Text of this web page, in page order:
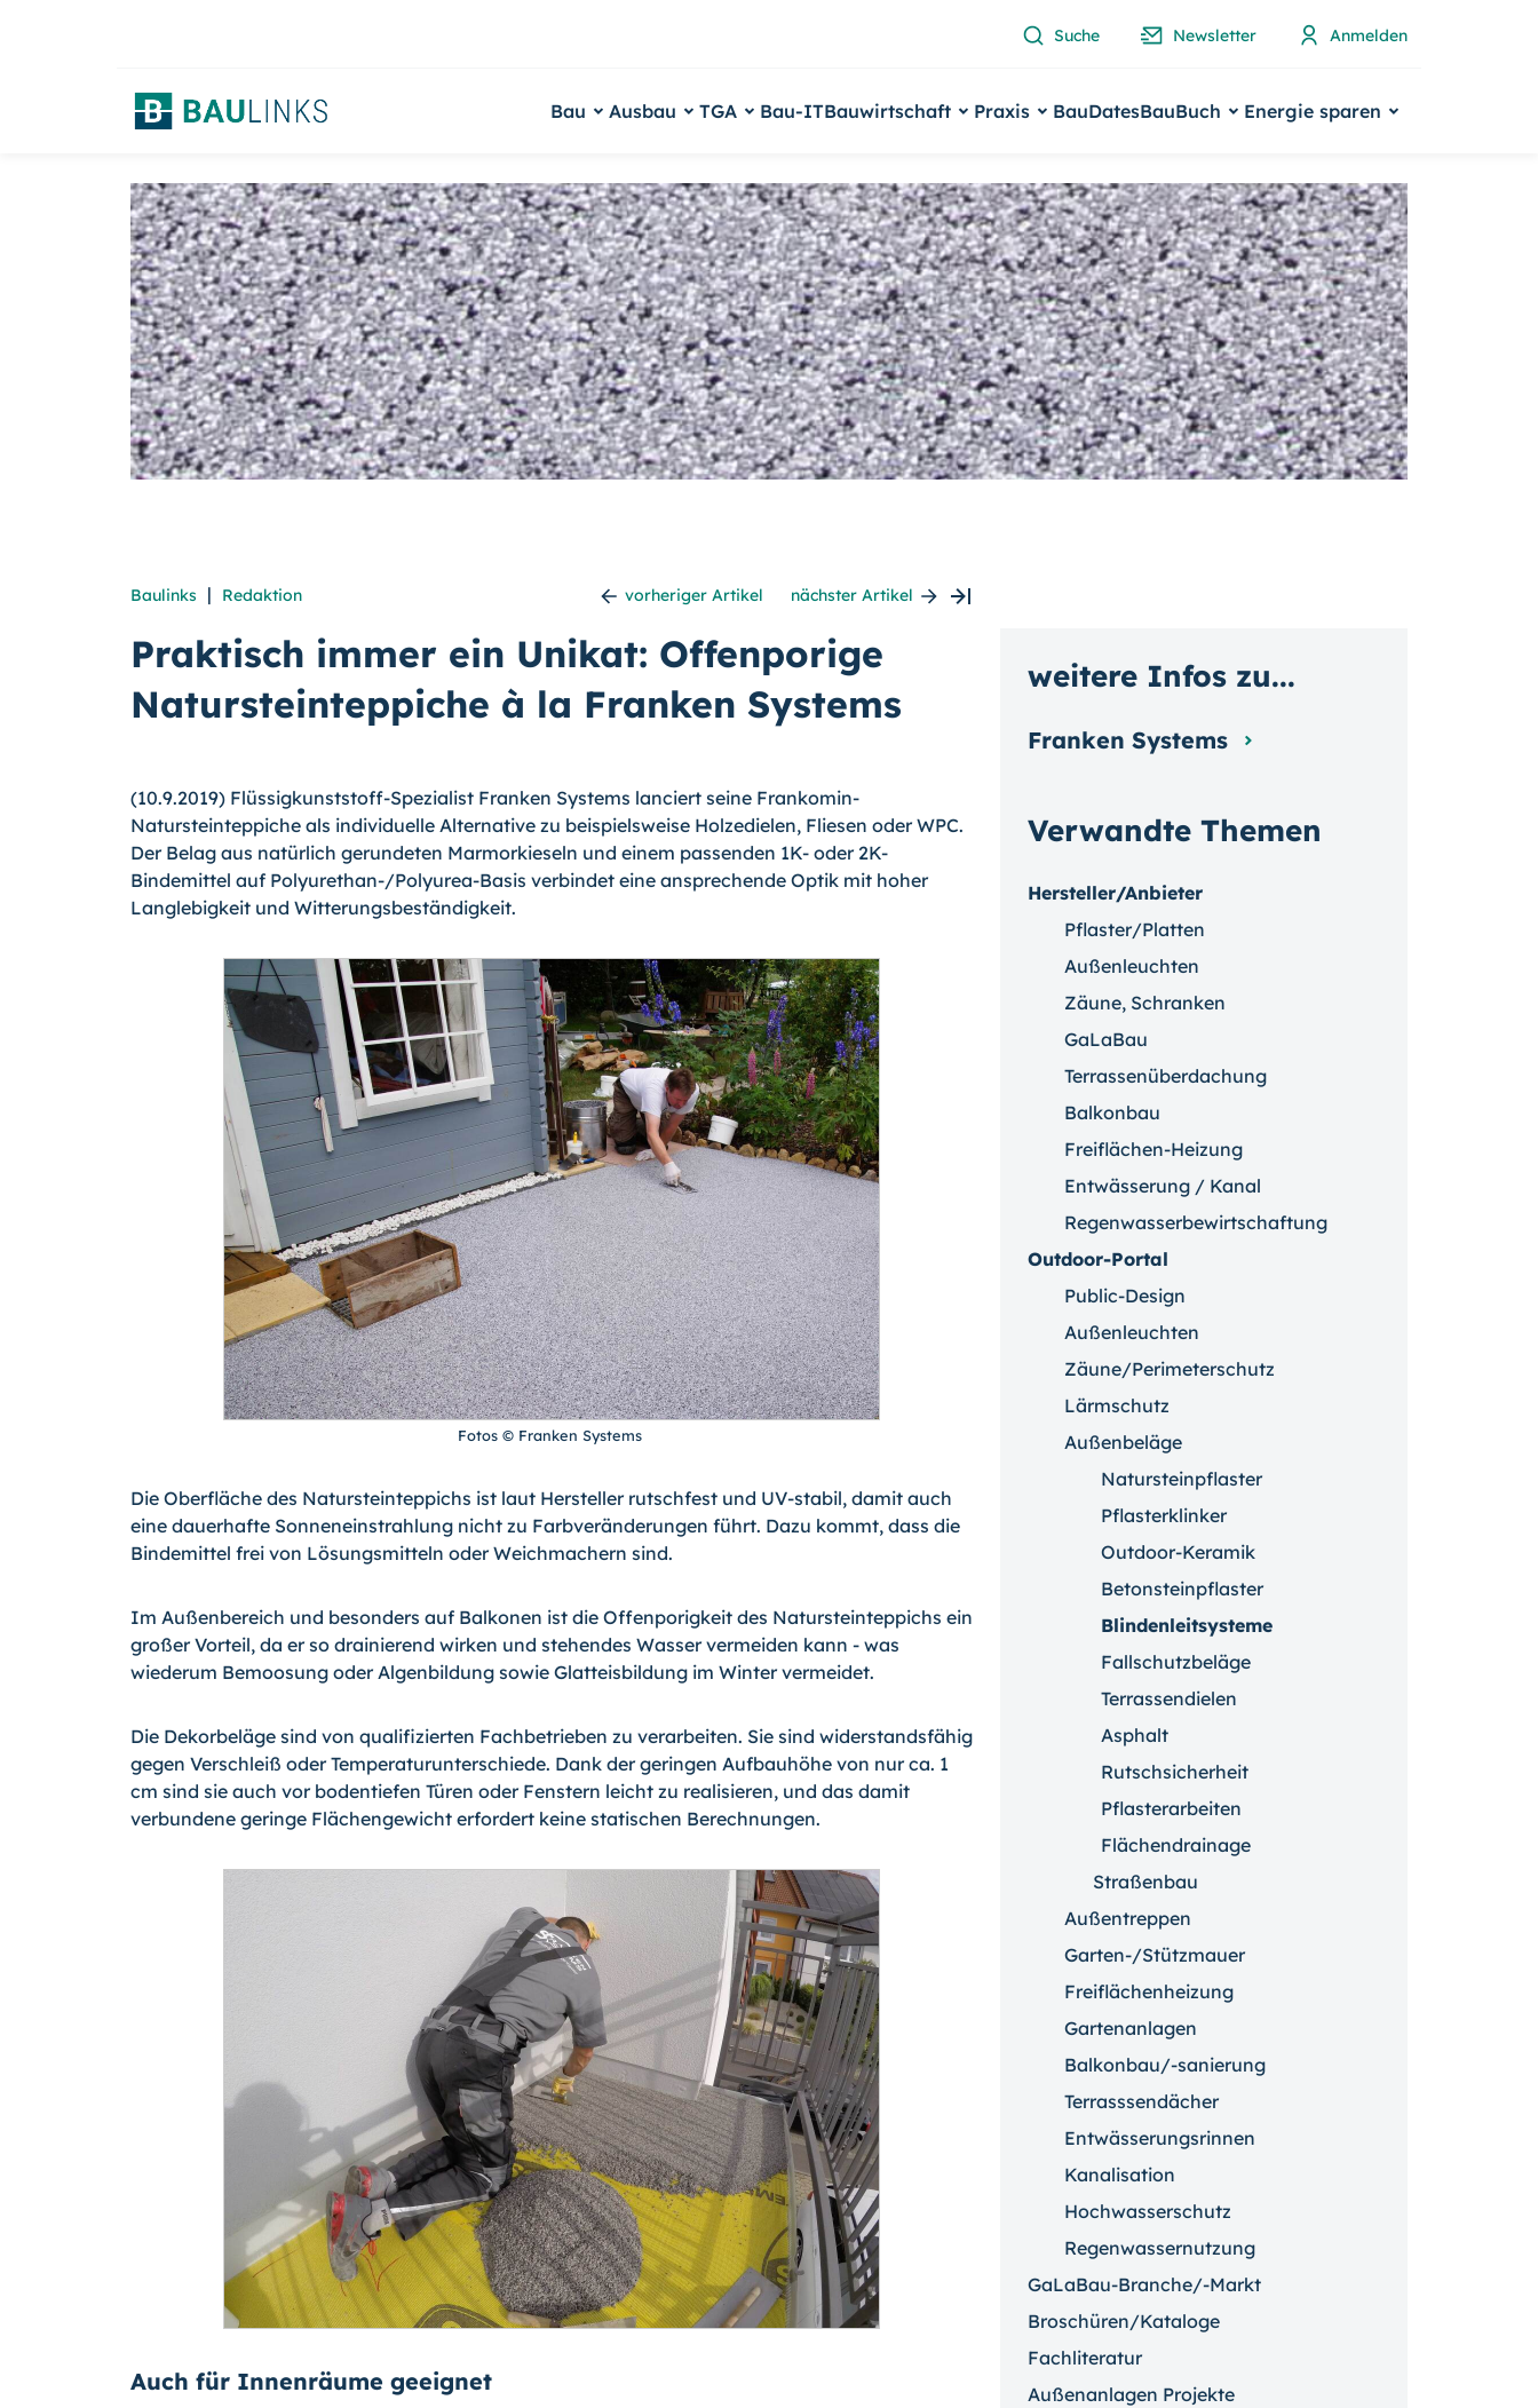
Suche Newsletter Anmelden
Bau Ausbau TGA Bau-ITBauwirtschaft Praxis BauDatesBauBuch Energie sparen
Baulinks | Redaktion vorheriger Artikel nächster Artikel
Praktisch immer ein Unikat: Offenporige
Natursteinteppiche à la Franken Systems
(10.9.2019) Flüssigkunststoff-Spezialist Franken Systems lanciert seine Frankomin-
Natursteinteppiche als individuelle Alternative zu beispielsweise Holzedielen, Fliesen oder WPC.
Der Belag aus natürlich gerundeten Marmorkieseln und einem passenden 1K- oder 2K-
Bindemittel auf Polyurethan-/Polyurea-Basis verbindet eine ansprechende Optik mit hoher
Langlebigkeit und Witterungsbeständigkeit.
Fotos © Franken Systems
Die Oberfläche des Natursteinteppichs ist laut Hersteller rutschfest und UV-stabil, damit auch
eine dauerhafte Sonneneinstrahlung nicht zu Farbveränderungen führt. Dazu kommt, dass die
Bindemittel frei von Lösungsmitteln oder Weichmachern sind.
Im Außenbereich und besonders auf Balkonen ist die Offenporigkeit des Natursteinteppichs ein
großer Vorteil, da er so drainierend wirken und stehendes Wasser vermeiden kann - was
wiederum Bemoosung oder Algenbildung sowie Glatteisbildung im Winter vermeidet.
Die Dekorbeläge sind von qualifizierten Fachbetrieben zu verarbeiten. Sie sind widerstandsfähig
gegen Verschleiß oder Temperaturunterschiede. Dank der geringen Aufbauhöhe von nur ca. 1
cm sind sie auch vor bodentiefen Türen oder Fenstern leicht zu realisieren, und das damit
verbundene geringe Flächengewicht erfordert keine statischen Berechnungen.
Auch für Innenräume geeignet
Verwandte Themen
Hersteller/Anbieter
Pflaster/Platten
Außenleuchten
Zäune, Schranken
GaLaBau
Terrassenüberdachung
Balkonbau
Freiflächen-Heizung
Entwässerung / Kanal
Regenwasserbewirtschaftung
Outdoor-Portal
Public-Design
Außenleuchten
Zäune/Perimeterschutz
Lärmschutz
Außenbeläge
Natursteinpflaster
Pflasterklinker
Outdoor-Keramik
Betonsteinpflaster
Blindenleitsysteme
Fallschutzbeläge
Terrassendielen
Asphalt
Rutschsicherheit
Pflasterarbeiten
Flächendrainage
Straßenbau
Außentreppen
Garten-/Stützmauer
Freiflächenheizung
Gartenanlagen
Balkonbau/-sanierung
Terrasssendächer
Entwässerungsrinnen
Kanalisation
Hochwasserschutz
Regenwassernutzung
GaLaBau-Branche/-Markt
Broschüren/Kataloge
Fachliteratur
Außenanlagen Projekte
weitere Infos zu...
Franken Systems